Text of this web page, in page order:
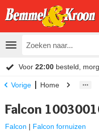
Voor 22:00 besteld,
Vorige Home
Falcon
Falcon | Falcon fornuizen